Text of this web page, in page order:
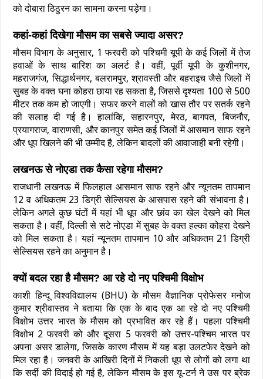
को दोबारा ठिठुरन का सामना करना पड़ेगा।
कहां-कहां दिखेगा मौसम का सबसे ज्यादा असर?
मौसम विभाग के अनुसार, 1 फरवरी को पश्चिमी यूपी के कई जिलों में तेज
हवाओं के साथ बारिश का अलर्ट है। वहीं, पूर्वी यूपी के कुशीनगर,
महराजगंज, सिद्धार्थनगर, बलरामपुर, श्रावस्ती और बहराइच जैसे जिलों में
सुबह के वक्त घना कोहरा छाया रह सकता है, जिससे दृश्यता 100 से 500
मीटर तक कम हो जाएगी। सफर करने वालों को खास तौर पर सतर्क रहने
की सलाह दी गई है। हालांकि, सहारनपुर, मेरठ, बागपत, बिजनौर,
प्रयागराज, वाराणसी, और कानपुर समेत कई जिलों में आसमान साफ रहने
और धूप खिलने की भी उम्मीद है, लेकिन बादलों की आवाजाही बनी रहेगी।
लखनऊ से नोएडा तक कैसा रहेगा मौसम?
राजधानी लखनऊ में फिलहाल आसमान साफ रहने और न्यूनतम तापमान
12 व अधिकतम 23 डिग्री सेल्सियस के आसपास रहने की संभावना है।
लेकिन अगले कुछ घंटों में यहां भी धूप और छांव का खेल देखने को मिल
सकता है। वहीं, दिल्ली से सटे नोएडा में सुबह के वक्त हल्का कोहरा देखने
को मिल सकता है। यहां न्यूनतम तापमान 10 और अधिकतम 21 डिग्री
सेल्सियस रहने का अनुमान है।
क्यों बदल रहा है मौसम? आ रहे दो नए पश्चिमी विक्षोभ
काशी हिन्दू विश्वविद्यालय (BHU) के मौसम वैज्ञानिक प्रोफेसर मनोज
कुमार श्रीवास्तव ने बताया कि एक के बाद एक आ रहे दो नए पश्चिमी
विक्षोभ उत्तर भारत के मौसम को प्रभावित कर रहे हैं। पहला पश्चिमी
विक्षोभ 2 फरवरी को और दूसरा 5 फरवरी को उत्तर-पश्चिम भारत पर
अपना असर डालेगा, जिसके कारण मौसम में यह बड़ा उलटफेर देखने को
मिल रहा है। जनवरी के आखिरी दिनों में निकली धूप से लोगों को लगा था
कि सर्दी की विदाई हो गई है, लेकिन मौसम के इस यू-टर्न ने उस पर ब्रेक